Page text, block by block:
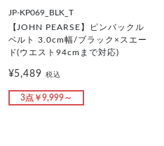
JP-KP069_BLK_T
【JOHN PEARSE】ピンバックル
ベルト 3.0cm幅/ブラック×スエー
ド(ウエスト94cmまで対応)
¥5,489税込
3点￥9,999～